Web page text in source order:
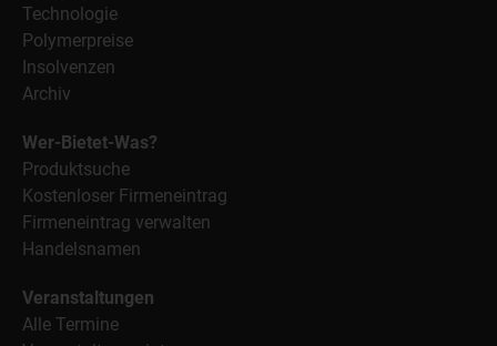
Technologie
Polymerpreise
Insolvenzen
Archiv
Wer-Bietet-Was?
Produktsuche
Kostenloser Firmeneintrag
Firmeneintrag verwalten
Handelsnamen
Veranstaltungen
Alle Termine